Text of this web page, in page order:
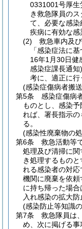
0331001号厚生
き救急隊員の
て、必要な感
疾病に有効な感
(2)
救急車内及
「感染症法に
16年1月30日健
感染症課長通知)
考に、適正に行
(感染症傷病者搬
第5条
感染症傷病
ものとし、感染
れば、署長指示
る。
(感染性廃棄物の
第6条
救急活動等
処理及び清掃に関
き処理するものと
れる感染者の対
機関に廃棄を依頼
に持ち帰った場
入れ感染の拡大防
(感染防止等知識
第7条
救急隊員は
め、次に掲げる事